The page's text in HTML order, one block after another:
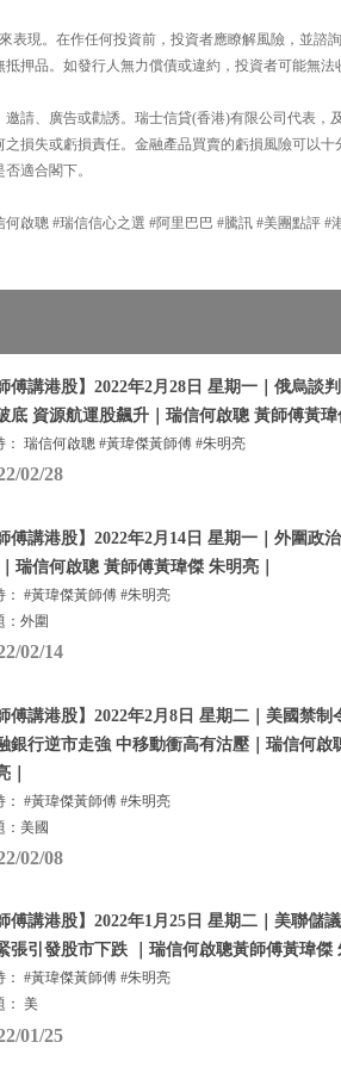
表現。在作任何投資前，投資者應瞭解風險，並諮
押品。如發行人無力償債或違約，投資者可能無法
請、廣告或勸誘。瑞士信貸(香港)有限公司代表，
損失或虧損責任。金融產品買賣的虧損風險可以十
適合閣下。
啟聰 #瑞信信心之選 #阿里巴巴 #騰訊 #美團點評 #
傅講港股】2022年2月28日 星期一｜俄烏談
底 資源航運股飆升｜瑞信何啟聰 黃師傅黃
： 瑞信何啟聰 #黃瑋傑黃師傅 #朱明亮
02/28
傅講港股】2022年2月14日 星期一｜外圍政
瑞信何啟聰 黃師傅黃瑋傑 朱明亮｜
： #黃瑋傑黃師傅 #朱明亮
：外圍
02/14
傅講港股】2022年2月8日 星期二｜美國禁制
銀行逆市走強 中移動衝高有沽壓｜瑞信何啟
｜
： #黃瑋傑黃師傅 #朱明亮
：美國
02/08
傅講港股】2022年1月25日 星期二｜美聯儲
張引發股市下跌 ｜瑞信何啟聰黃師傅黃瑋傑
： #黃瑋傑黃師傅 #朱明亮
： 美
01/25